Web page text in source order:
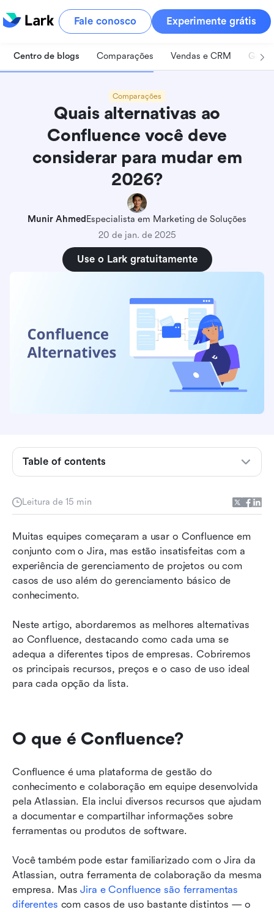
Fale conosco Experimente grátis
Centro de blogs Comparações Vendas e CRM
Comparações
Quais alternativas ao
Confluence você deve
considerar para mudar em
2026?
Munir Ahmed Especialista em Marketing de Soluções
20 de jan. de 2025
Use o Lark gratuitamente
Leitura de 15 min
Muitas equipes começaram a usar o Confluence em
conjunto com o Jira, mas estão insatisfeitas com a
experiência de gerenciamento de projetos ou com
casos de uso além do gerenciamento básico de
conhecimento.
Neste artigo, abordaremos as melhores alternativas
ao Confluence, destacando como cada uma se
adequa a diferentes tipos de empresas. Cobriremos
os principais recursos, preços e o caso de uso ideal
para cada opção da lista.
O que é Confluence?
Confluence é uma plataforma de gestão do
conhecimento e colaboração em equipe desenvolvida
pela Atlassian. Ela inclui diversos recursos que ajudam
a documentar e compartilhar informações sobre
ferramentas ou produtos de software.
Você também pode estar familiarizado com o Jira da
Atlassian, outra ferramenta de colaboração da mesma
empresa. Mas Jira e Confluence são ferramentas
diferentes com casos de uso bastante distintos — o
Table of contents
O que é Confluence?
com seus concorrentes?
10 melhores alternativas ao Confluence para
melhor colaboração de conteúdo e mais
Por que o Lark se destaca em uma comparação
Obtenha mais do que uma base de
conhecimento com Lark